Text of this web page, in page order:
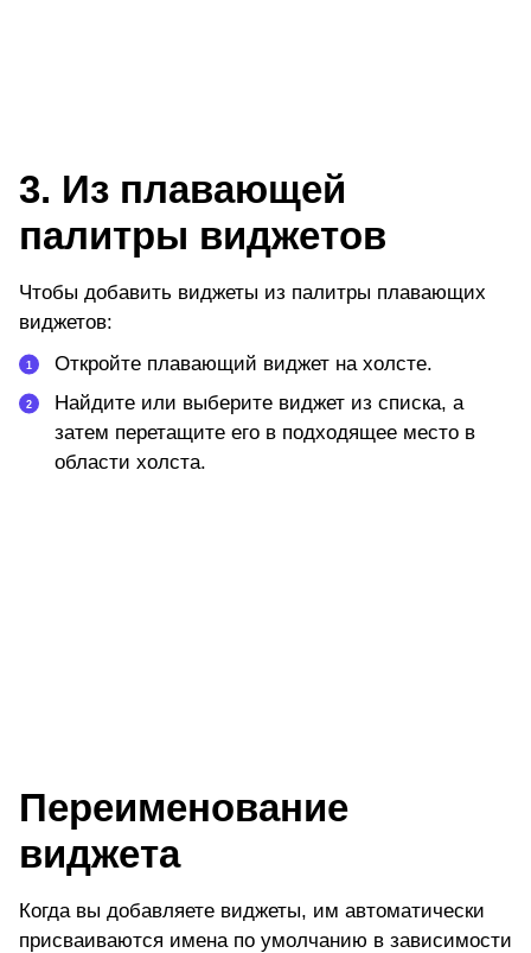
3. Из плавающей
палитры виджетов
Чтобы добавить виджеты из палитры плавающих
виджетов:
Откройте плавающий виджет на холсте.
Найдите или выберите виджет из списка, а
затем перетащите его в подходящее место в
области холста.
Переименование
виджета
Когда вы добавляете виджеты, им автоматически
присваиваются имена по умолчанию в зависимости